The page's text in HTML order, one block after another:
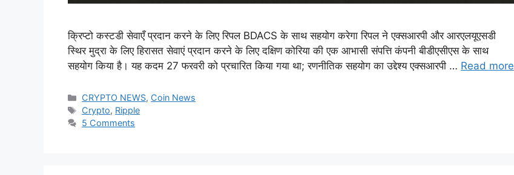
क्रिप्टो कस्टडी सेवाएँ प्रदान करने के लिए रिपल BDACS के साथ सहयोग करेगा रिपल ने एक्सआरपी और आरएलयूएसडी
स्थिर मुद्रा के लिए हिरासत सेवाएं प्रदान करने के लिए दक्षिण कोरिया की एक आभासी संपत्ति कंपनी बीडीएसीएस के साथ
सहयोग किया है। यह कदम 27 फरवरी को प्रचारित किया गया था; रणनीतिक सहयोग का उद्देश्य एक्सआरपी … Read more
Categories
CRYPTO NEWS, Coin News
Tags
Crypto, Ripple
5 Comments